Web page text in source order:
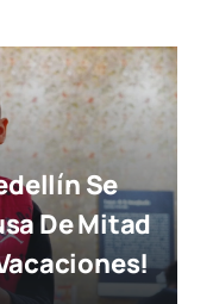
Se
De Mitad